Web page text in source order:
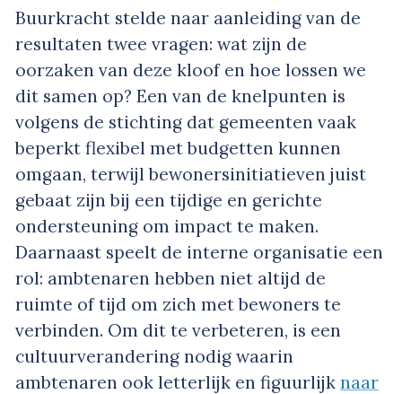
Buurkracht stelde naar aanleiding van de
resultaten twee vragen: wat zijn de
oorzaken van deze kloof en hoe lossen we
dit samen op? Een van de knelpunten is
volgens de stichting dat gemeenten vaak
beperkt flexibel met budgetten kunnen
omgaan, terwijl bewonersinitiatieven juist
gebaat zijn bij een tijdige en gerichte
ondersteuning om impact te maken.
Daarnaast speelt de interne organisatie een
rol: ambtenaren hebben niet altijd de
ruimte of tijd om zich met bewoners te
verbinden. Om dit te verbeteren, is een
cultuurverandering nodig waarin
ambtenaren ook letterlijk en figuurlijk naar